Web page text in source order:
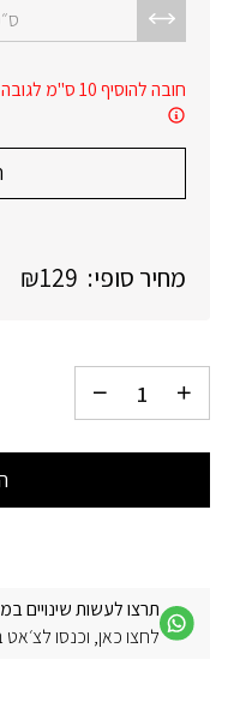
חובה להוסיף 10 ס"מ לגובה ולרוחב מהמידה המקורית של הקיר!
מחיר סופי: ₪129
תרצו לעשות שינויים
לחצו כאן, וכנסו לצ׳אט